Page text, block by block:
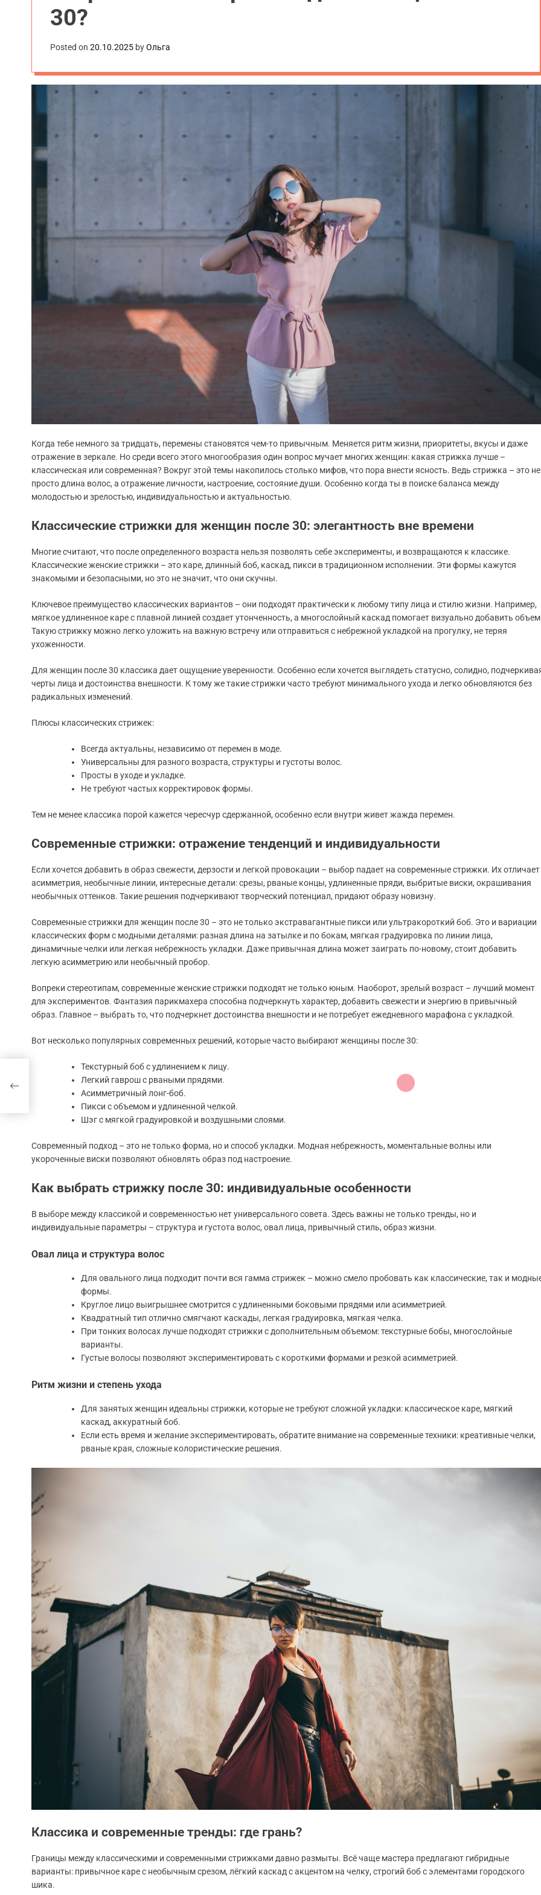
30?
Posted on 20.10.2025 byОльга
Когда тебе немного за тридцать, перемены становятся чем-то привычным. Меняется ритм жизни, приоритеты, вкусы и даже
отражение в зеркале. Но среди всего этого многообразия один вопрос мучает многих женщин: какая стрижка лучше –
классическая или современная? Вокруг этой темы накопилось столько мифов, что пора внести ясность. Ведь стрижка – это не
просто длина волос, а отражение личности, настроение, состояние души. Особенно когда ты в поиске баланса между
молодостью и зрелостью, индивидуальностью и актуальностью.
Классические стрижки для женщин после 30: элегантность вне времени
Многие считают, что после определенного возраста нельзя позволять себе эксперименты, и возвращаются к классике.
Классические женские стрижки – это каре, длинный боб, каскад, пикси в традиционном исполнении. Эти формы кажутся
знакомыми и безопасными, но это не значит, что они скучны.
Ключевое преимущество классических вариантов – они подходят практически к любому типу лица и стилю жизни. Например,
мягкое удлиненное каре с плавной линией создает утонченность, а многослойный каскад помогает визуально добавить
Такую стрижку можно легко уложить на важную встречу или отправиться с небрежной укладкой на прогулку, не теряя
ухоженности.
Для женщин после 30 классика дает ощущение уверенности. Особенно если хочется выглядеть статусно, солидно,
черты лица и достоинства внешности. К тому же такие стрижки часто требуют минимального ухода и легко обновляются без
радикальных изменений.
Плюсы классических стрижек:
Всегда актуальны, независимо от перемен в моде.
Универсальны для разного возраста, структуры и густоты волос.
Просты в уходе и укладке.
Не требуют частых корректировок формы.
Тем не менее классика порой кажется чересчур сдержанной, особенно если внутри живет жажда перемен.
Современные стрижки: отражение тенденций и индивидуальности
Если хочется добавить в образ свежести, дерзости и легкой провокации – выбор падает на современные стрижки. Их отличает
асимметрия, необычные линии, интересные детали: срезы, рваные концы, удлиненные пряди, выбритые виски, окрашивания
необычных оттенков. Такие решения подчеркивают творческий потенциал, придают образу новизну.
Современные стрижки для женщин после 30 – это не только экстравагантные пикси или ультракороткий боб. Это и вариации
классических форм с модными деталями: разная длина на затылке и по бокам, мягкая градуировка по линии лица,
динамичные челки или легкая небрежность укладки. Даже привычная длина может заиграть по-новому, стоит добавить
легкую асимметрию или необычный пробор.
Вопреки стереотипам, современные женские стрижки подходят не только юным. Наоборот, зрелый возраст – лучший момент
для экспериментов. Фантазия парикмахера способна подчеркнуть характер, добавить свежести и энергию в привычный
образ. Главное – выбрать то, что подчеркнет достоинства внешности и не потребует ежедневного марафона с укладкой.
Вот несколько популярных современных решений, которые часто выбирают женщины после 30:
Текстурный боб с удлинением к лицу.
Легкий гаврош с рваными прядями.
Асимметричный лонг-боб.
Пикси с объемом и удлиненной челкой.
Шэг с мягкой градуировкой и воздушными слоями.
Современный подход – это не только форма, но и способ укладки. Модная небрежность, моментальные волны или
укороченные виски позволяют обновлять образ под настроение.
Как выбрать стрижку после 30: индивидуальные особенности
В выборе между классикой и современностью нет универсального совета. Здесь важны не только тренды, но и
индивидуальные параметры – структура и густота волос, овал лица, привычный стиль, образ жизни.
Овал лица и структура волос
Для овального лица подходит почти вся гамма стрижек – можно смело пробовать как классические, так и
формы.
Круглое лицо выигрышнее смотрится с удлиненными боковыми прядями или асимметрией.
Квадратный тип отлично смягчают каскады, легкая градуировка, мягкая челка.
При тонких волосах лучше подходят стрижки с дополнительным объемом: текстурные бобы, многослойные
варианты.
Густые волосы позволяют экспериментировать с короткими формами и резкой асимметрией.
Ритм жизни и степень ухода
Для занятых женщин идеальны стрижки, которые не требуют сложной укладки: классическое каре, мягкий
каскад, аккуратный боб.
Если есть время и желание экспериментировать, обратите внимание на современные техники: креативные челки,
рваные края, сложные колористические решения.
Классика и современные тренды: где грань?
Границы между классическими и современными стрижками давно размыты. Всё чаще мастера предлагают гибридные
варианты: привычное каре с необычным срезом, лёгкий каскад с акцентом на челку, строгий боб с элементами городского
шика.